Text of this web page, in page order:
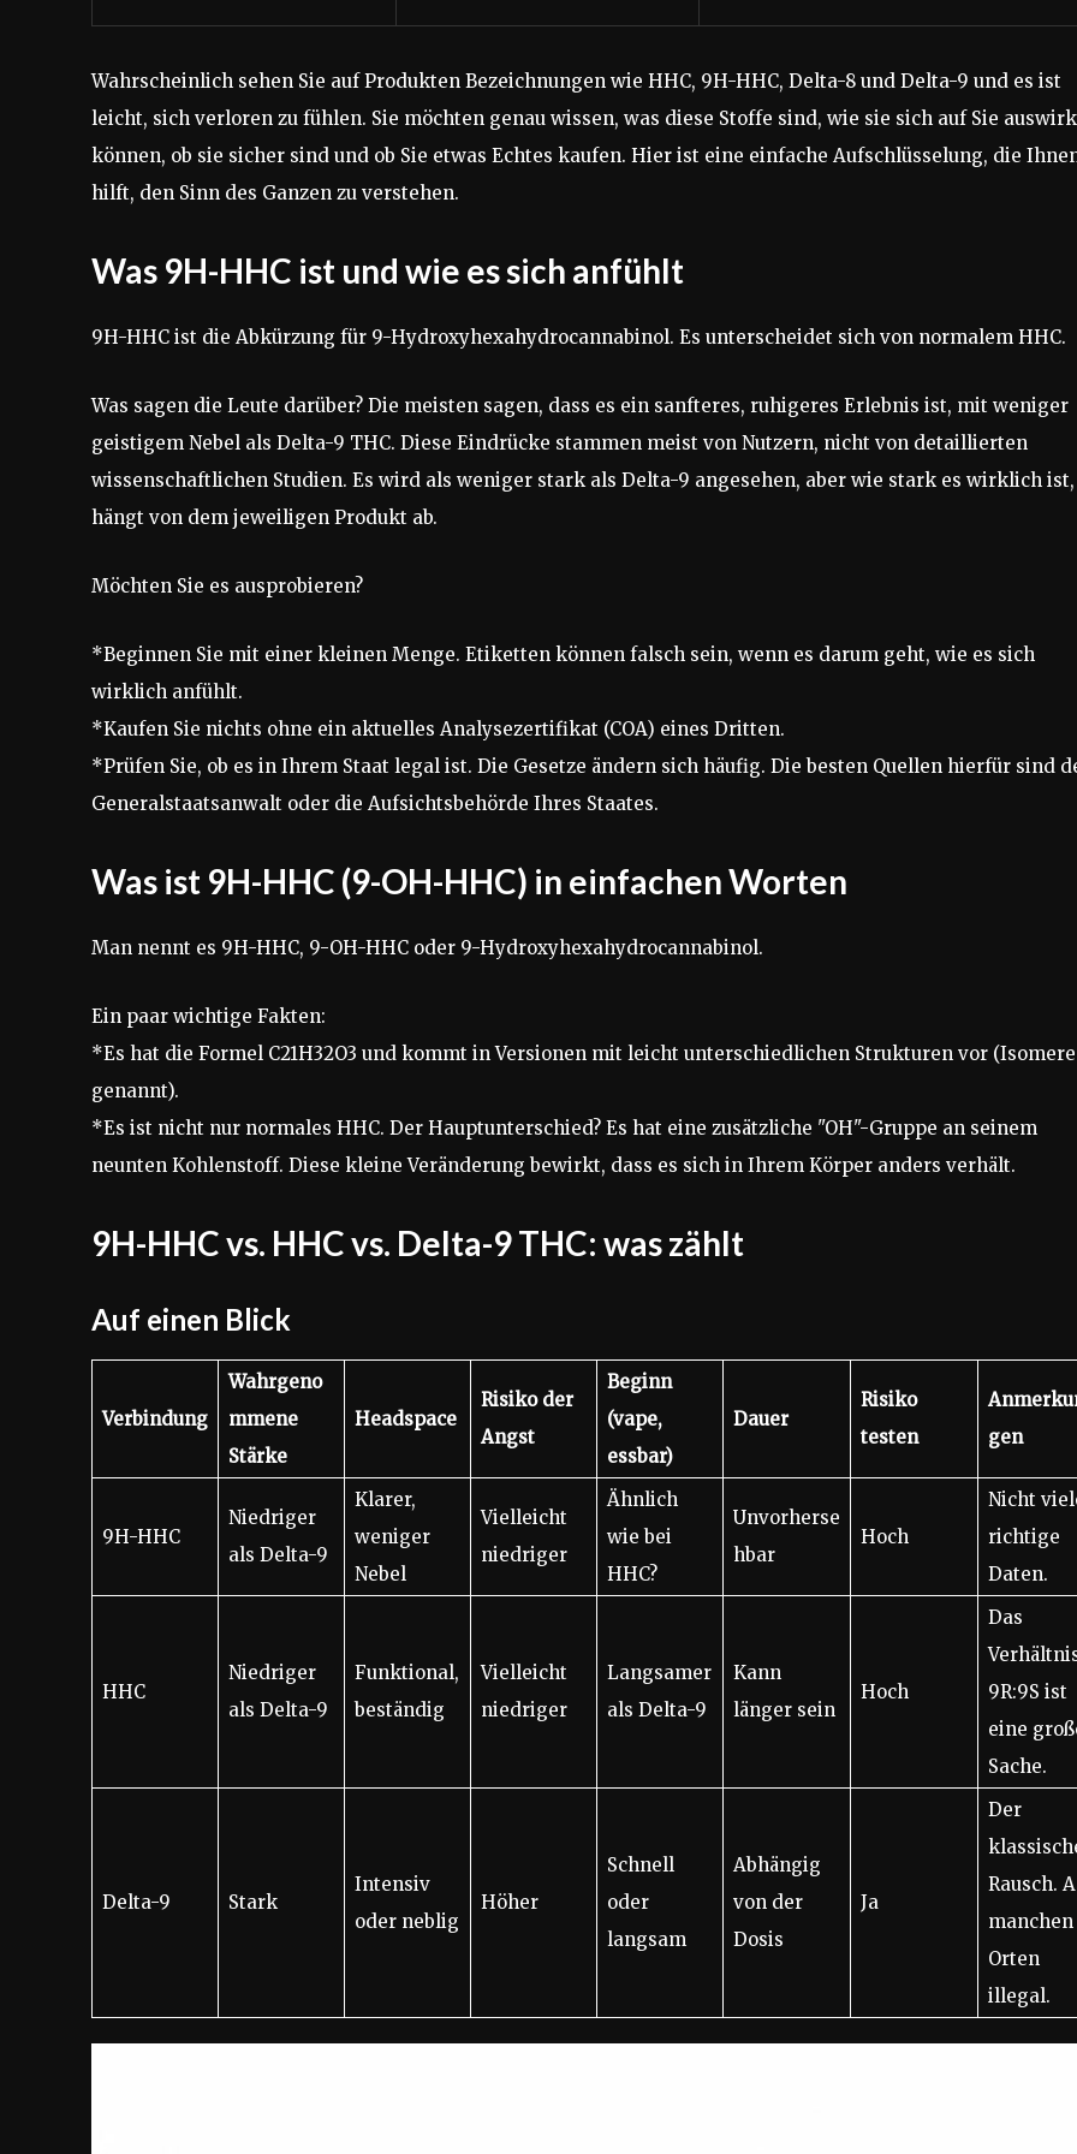
Wahrscheinlich sehen Sie auf Produkten Bezeichnungen wie HHC, 9H-HHC, Delta-8 und Delta-9 und es ist
leicht, sich verloren zu fühlen. Sie möchten genau wissen, was diese Stoffe sind, wie sie sich auf Sie
können, ob sie sicher sind und ob Sie etwas Echtes kaufen. Hier ist eine einfache Aufschlüsselung, die
hilft, den Sinn des Ganzen zu verstehen.
Was 9H-HHC ist und wie es sich anfühlt
9H-HHC ist die Abkürzung für 9-Hydroxyhexahydrocannabinol. Es unterscheidet sich von normalem HHC.
Was sagen die Leute darüber? Die meisten sagen, dass es ein sanfteres, ruhigeres Erlebnis ist, mit weniger
geistigem Nebel als Delta-9 THC. Diese Eindrücke stammen meist von Nutzern, nicht von detaillierten
wissenschaftlichen Studien. Es wird als weniger stark als Delta-9 angesehen, aber wie stark es wirklich ist,
hängt von dem jeweiligen Produkt ab.
Möchten Sie es ausprobieren?
*Beginnen Sie mit einer kleinen Menge. Etiketten können falsch sein, wenn es darum geht, wie es sich
wirklich anfühlt.
*Kaufen Sie nichts ohne ein aktuelles Analysezertifikat (COA) eines Dritten.
*Prüfen Sie, ob es in Ihrem Staat legal ist. Die Gesetze ändern sich häufig. Die besten Quellen hierfür sind
Generalstaatsanwalt oder die Aufsichtsbehörde Ihres Staates.
Was ist 9H-HHC (9-OH-HHC) in einfachen Worten
Man nennt es 9H-HHC, 9-OH-HHC oder 9-Hydroxyhexahydrocannabinol.
Ein paar wichtige Fakten:
*Es hat die Formel C21H32O3 und kommt in Versionen mit leicht unterschiedlichen Strukturen vor (Isomere
genannt).
*Es ist nicht nur normales HHC. Der Hauptunterschied? Es hat eine zusätzliche "OH"-Gruppe an seinem
neunten Kohlenstoff. Diese kleine Veränderung bewirkt, dass es sich in Ihrem Körper anders verhält.
9H-HHC vs. HHC vs. Delta-9 THC: was zählt
Auf einen Blick
Verbindung
Wahrgeno
mmene
Stärke
Headspace
Risiko der
Angst
Beginn
(vape,
essbar)
Dauer
Risiko
testen
gen
9H-HHC
Niedriger
als Delta-9
Klarer,
weniger
Nebel
Vielleicht
niedriger
Ähnlich
wie bei
HHC?
Unvorherse
hbar
Hoch
Nicht
richtige
Daten.
HHC
Niedriger
als Delta-9
Funktional,
beständig
Vielleicht
niedriger
Langsamer
als Delta-9
Kann
länger sein
Hoch
Das
9R:9S ist
eine
Sache.
Delta-9 Stark
Intensiv
oder neblig
Höher
Schnell
oder
langsam
Abhängig
von der
Dosis
Ja
Der
Rausch.
manchen
Orten
illegal.